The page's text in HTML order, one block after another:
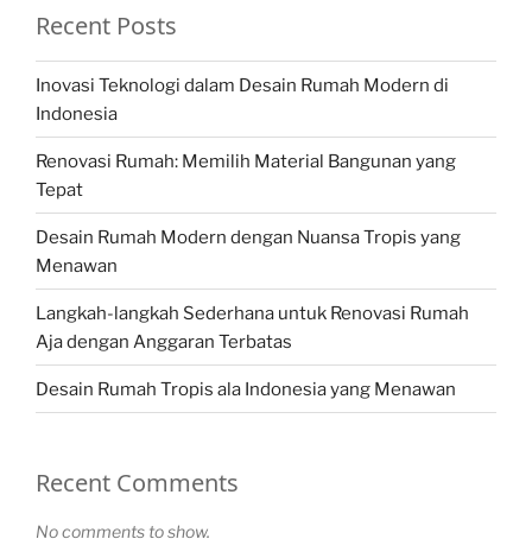
Recent Posts
Inovasi Teknologi dalam Desain Rumah Modern di
Indonesia
Renovasi Rumah: Memilih Material Bangunan yang
Tepat
Desain Rumah Modern dengan Nuansa Tropis yang
Menawan
Langkah-langkah Sederhana untuk Renovasi Rumah
Aja dengan Anggaran Terbatas
Desain Rumah Tropis ala Indonesia yang Menawan
Recent Comments
No comments to show.